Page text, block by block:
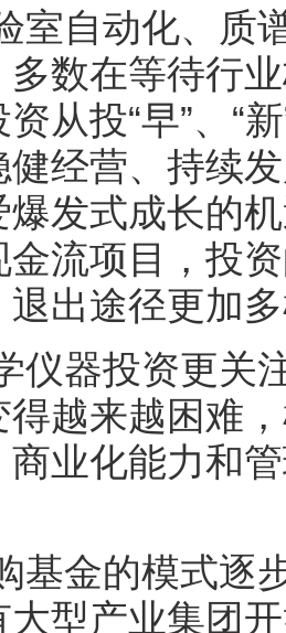
室自动化、质
多数在等待行
资从投“早”、 “新
健经营、持续
爆发式成长的
流项目，投
退出途径更加
仪器投资更关
得越来越困难
商业化能力和
基金的模式逐
大型产业集团